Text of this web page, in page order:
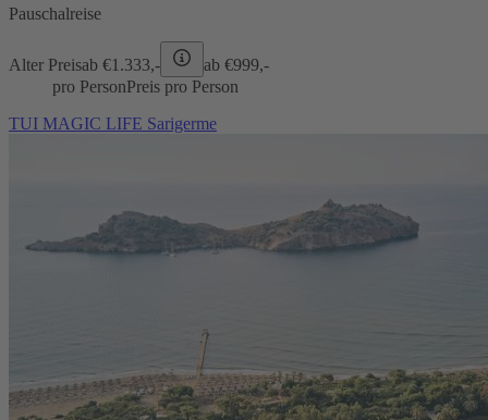
Pauschalreise
Alter Preisab €1.333,- ab €999,-
pro PersonPreis pro Person
TUI MAGIC LIFE Sarigerme